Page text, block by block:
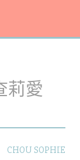
莉愛
CHOU SOPHIE